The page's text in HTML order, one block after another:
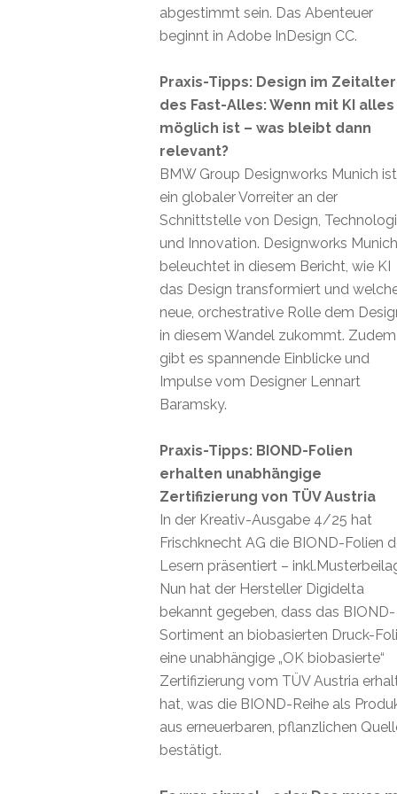
abgestimmt sein. Das Abenteuer
beginnt in Adobe InDesign CC.
Praxis-Tipps: Design im Zeitalter
des Fast-Alles: Wenn mit KI alles
möglich ist – was bleibt dann
relevant?
BMW Group Designworks Munich ist
ein globaler Vorreiter an der
Schnittstelle von Design,
und Innovation. Designworks Munich
beleuchtet in diesem Bericht, wie KI
das Design transformiert und
neue, orchestrative Rolle dem
in diesem Wandel zukommt. Zudem
gibt es spannende Einblicke und
Impulse vom Designer Lennart
Baramsky.
Praxis-Tipps: BIOND-Folien
erhalten unabhängige
Zertifizierung von TÜV Austria
In der Kreativ-Ausgabe 4/25 hat
Frischknecht AG die BIOND-Folien
Lesern präsentiert –
Nun hat der Hersteller Digidelta
bekannt gegeben, dass das BIOND-
Sortiment an biobasierten Druck-
eine unabhängige „OK biobasierte“
Zertifizierung vom TÜV Austria
hat, was die BIOND-Reihe als
aus erneuerbaren, pflanzlichen
bestätigt.